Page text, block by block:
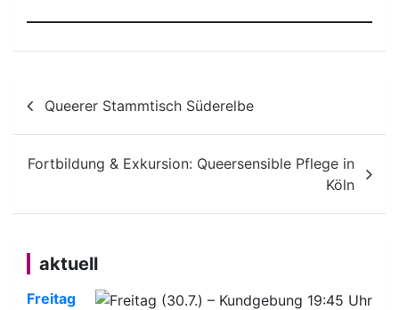
Beitragsnavigation
Queerer Stammtisch Süderelbe
Fortbildung & Exkursion: Queersensible Pflege in
Köln
aktuell
Freitag